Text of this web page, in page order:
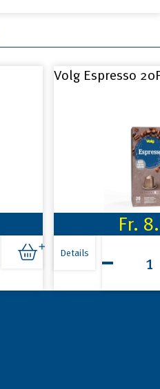
Volg Espresso
Fr.
Details
20P